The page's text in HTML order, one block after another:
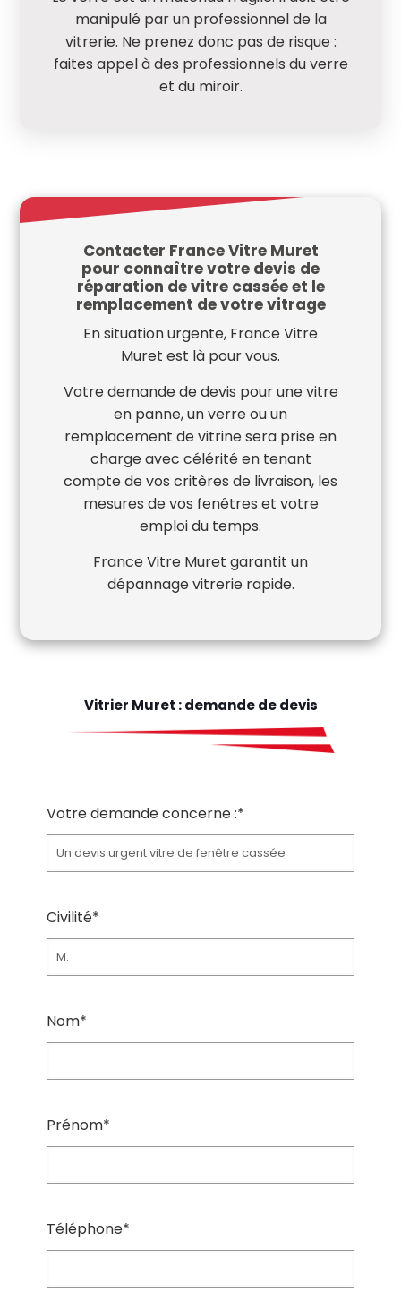
manipulé par un professionnel de la
vitrerie. Ne prenez donc pas de risque :
faites appel à des professionnels du verre
et du miroir.
Contacter France Vitre Muret
pour connaître votre devis de
réparation de vitre cassée et le
remplacement de votre vitrage
En situation urgente, France Vitre
Muret est là pour vous.
Votre demande de devis pour une vitre
en panne, un verre ou un
remplacement de vitrine sera prise en
charge avec célérité en tenant
compte de vos critères de livraison, les
mesures de vos fenêtres et votre
emploi du temps.
France Vitre Muret garantit un
dépannage vitrerie rapide.
Vitrier Muret : demande de devis
Votre demande concerne :*
Civilité*
Nom*
Prénom*
Téléphone*